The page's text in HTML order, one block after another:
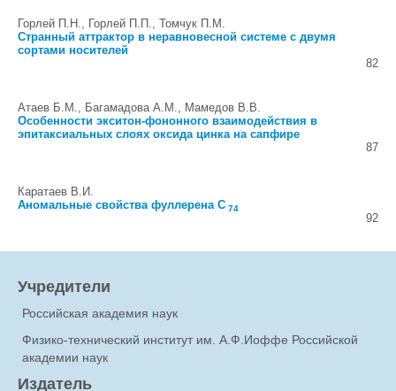
Горлей П.Н., Горлей П.П., Томчук П.М.
Странный аттрактор в неравновесной системе с двумя
сортами носителей
82
Атаев Б.М., Багамадова А.М., Мамедов В.В.
Особенности экситон-фононного взаимодействия в
эпитаксиальных слоях оксида цинка на сапфире
87
Каратаев В.И.
Аномальные свойства фуллерена C 74
92
Учредители
Российская академия наук
Физико-технический институт им. А.Ф.Иоффе Российской
академии наук
Издатель